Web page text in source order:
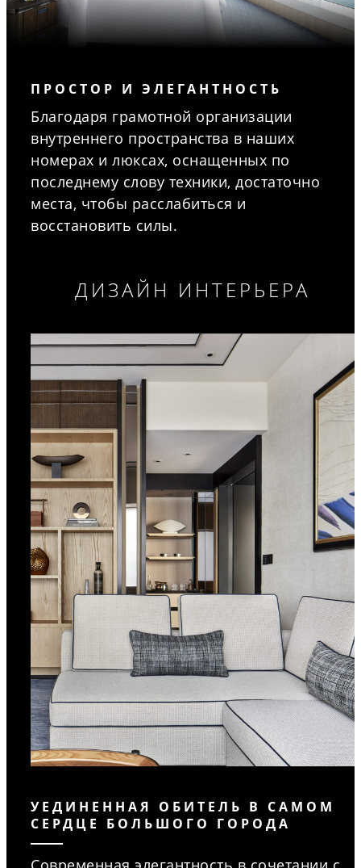
ПРОСТОР И ЭЛЕГАНТНОСТЬ
Благодаря грамотной организации
внутреннего пространства в наших
номерах и люксах, оснащенных по
последнему слову техники, достаточно
места, чтобы расслабиться и
восстановить силы.
ДИЗАЙН ИНТЕРЬЕРА
УЕДИНЕННАЯ ОБИТЕЛЬ В САМОМ
СЕРДЦЕ БОЛЬШОГО ГОРОДА